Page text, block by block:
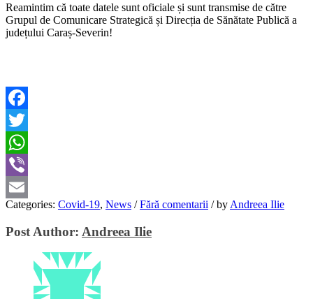
Reamintim că toate datele sunt oficiale și sunt transmise de către
Grupul de Comunicare Strategică și Direcția de Sănătate Publică a
județului Caraș-Severin!
Facebook
Twitter
WhatsApp
Viber
Email
Categories: Covid-19, News / Fără comentarii /by Andreea Ilie
Post Author: Andreea Ilie